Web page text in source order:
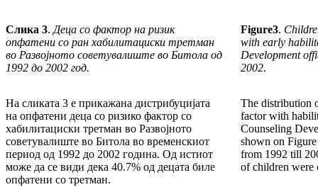
Слика 3. Деца со фактор на ризик
опфатени со ран хабилитациски третман
во Развојното советувалиште во Битола од
1992 до 2002 год.
Figure3.
with early
Development
2002.
На сликата 3 е прикажана дистрибуцијата
на опфатени деца со ризико фактор со
хабилитациски третман во Развојното
советувалиште во Битола во временскиот
период од 1992 до 2002 година. Од истиот
може да се види дека 40.7% од децата биле
опфатени со третман.
The distribution
factor with
Counseling
shown on
from 1992 till
of children were